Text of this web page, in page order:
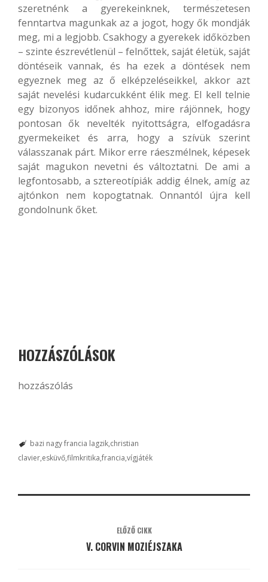
szeretnénk a gyerekeinknek, természetesen
fenntartva magunkak az a jogot, hogy ők mondják
meg, mi a legjobb. Csakhogy a gyerekek időközben
– szinte észrevétlenül – felnőttek, saját életük, saját
döntéseik vannak, és ha ezek a döntések nem
egyeznek meg az ő elképzeléseikkel, akkor azt
saját nevelési kudarcukként élik meg. El kell telnie
egy bizonyos időnek ahhoz, mire rájönnek, hogy
pontosan ők nevelték nyitottságra, elfogadásra
gyermekeiket és arra, hogy a szívük szerint
válasszanak párt. Mikor erre ráeszmélnek, képesek
saját magukon nevetni és változtatni. De ami a
legfontosabb, a sztereotípiák addig élnek, amíg az
ajtónkon nem kopogtatnak. Onnantól újra kell
gondolnunk őket.
HOZZÁSZÓLÁSOK
hozzászólás
bazi nagy francia lagzik christian
clavier esküvőfilmkritika francia vígjáték
ELŐZŐ CIKK
V. CORVIN MOZIÉJSZAKA